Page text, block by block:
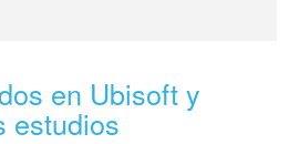
en Ubisoft y
estudios